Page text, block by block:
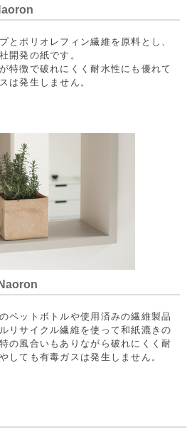
とポリオレフィン繊維を原料とし、
開発の紙です。
特徴で破れにくく耐水性にも優れて
は発生しません。
ペットボトルや使用済みの繊維製品
リサイクル繊維を使って和紙漉きの
の風合いもありながら破れにくく耐
しても有毒ガスは発生しません。